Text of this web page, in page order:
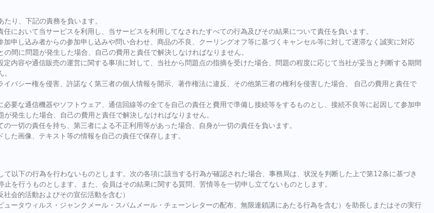
り、下記の責務を負います。
において当サービスを利用し、当サービスを利用してなされたすべての行為及びその結果について責任を負います。
申し込み者からの参加申し込みや問い合わせ、商品の不良、クーリングオフ等に基づくキャンセル等に対して遅滞なく誠実に対応
の間に問題が発生した場合、自己の費用と責任で解決しなければなりません。
内容や通信販売の運営に関する事項に対して、当社から問題点の指摘を受けた場合、問題の程度に応じて当社が妥当と判断する期間
バシー権を侵害、許諾なく第三者の個人情報を開示、著作権法に違反、その他第三者の権利を侵害した場合、 自己の費用と責任で
要な通信機器やソフトウェア、通信回線等の全てを自己の責任と費用で準備し接続等をするものとし、接続不良等に起因して参加申
が発生した場合、自己の費用と責任で解決しなければなりません。
一切の責任を持ち、第三者による不正利用等があった場合、自身が一切の責任を負います。
た画像、テキスト等の情報を自己の責任で保存します。
て以下の行為を行わないものとします。次の各項に該当する行為が確認された場合、事務局は、状況を判断した上で第12条に基づき
を行うものとします。また、会員はその結果に関する質問、苦情等を一切申し立てないものとします。
会的活動およびその宣伝活動を含む）
ータウィルス・ジャンクメール・スパムメール・チェーンレターの配布、無限連鎖講にあたる行為を含む）を助長しまたはその実行